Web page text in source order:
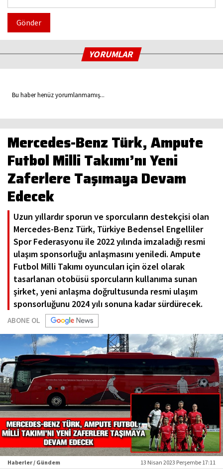
Gönder
YORUMLAR
Bu haber henüz yorumlanmamış...
Mercedes-Benz Türk, Ampute
Futbol Milli Takımı’nı Yeni
Zaferlere Taşımaya Devam
Edecek
Uzun yıllardır sporun ve sporcuların destekçisi olan
Mercedes-Benz Türk, Türkiye Bedensel Engelliler
Spor Federasyonu ile 2022 yılında imzaladığı resmi
ulaşım sponsorluğu anlaşmasını yeniledi. Ampute
Futbol Milli Takımı oyuncuları için özel olarak
tasarlanan otobüsü sporcuların kullanıma sunan
şirket, yeni anlaşma doğrultusunda resmi ulaşım
sponsorluğunu 2024 yılı sonuna kadar sürdürecek.
ABONE OL
Haberler / Gündem 13 Nisan 2023 Perşembe 17:11